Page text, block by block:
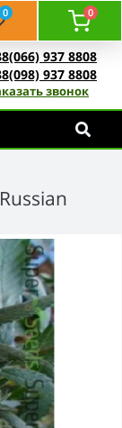
0 0
937 8808
937 8808
звонок